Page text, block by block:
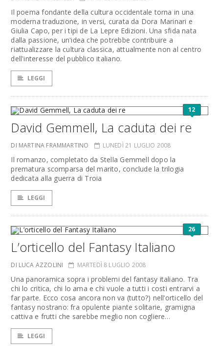
Il poema fondante della cultura occidentale torna in una
moderna traduzione, in versi, curata da Dora Marinari e
Giulia Capo, per i tipi de La Lepre Edizioni. Una sfida nata
dalla passione, un'idea che potrebbe contribuire a
riattualizzare la cultura classica, attualmente non al centro
dell'interesse del pubblico italiano.
LEGGI
12
David Gemmell, La caduta dei re
DI MARTINA FRAMMARTINO LUNEDÌ 21 LUGLIO 2008
Il romanzo, completato da Stella Gemmell dopo la
prematura scomparsa del marito, conclude la trilogia
dedicata alla guerra di Troia
LEGGI
26
L’orticello del Fantasy Italiano
DI LUCA AZZOLINI MARTEDÌ 8 LUGLIO 2008
Una panoramica sopra i problemi del fantasy italiano. Tra
chi lo critica, chi lo ama e chi vuole a tutti i costi entrarvi a
far parte. Ecco cosa ancora non va (tutto?) nell’orticello del
fantasy nostrano: fra opulente piante solitarie, gramigna
cattiva e frutti che sarebbe meglio non cogliere…
LEGGI